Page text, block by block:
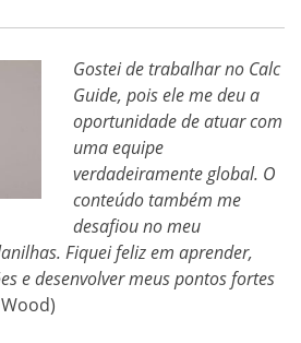
Gostei de trabalhar no Calc
Guide, pois ele me deu a
oportunidade de atuar com
uma equipe
verdadeiramente global. O
conteúdo também me
desafiou no meu
Fiquei feliz em aprender,
e desenvolver meus pontos fortes